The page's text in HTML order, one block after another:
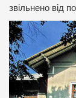
звільнено від